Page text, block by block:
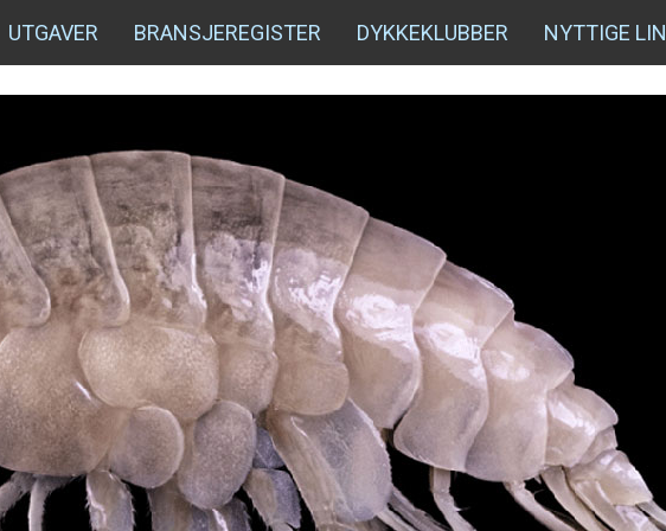
UTGAVER BRANSJEREGISTER DYKKEKLUBBER NYTTIGE